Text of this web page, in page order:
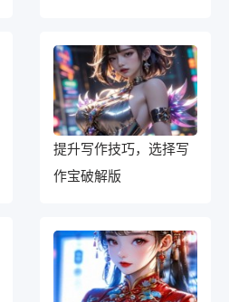
提升写作技巧，选择写
作宝破解版